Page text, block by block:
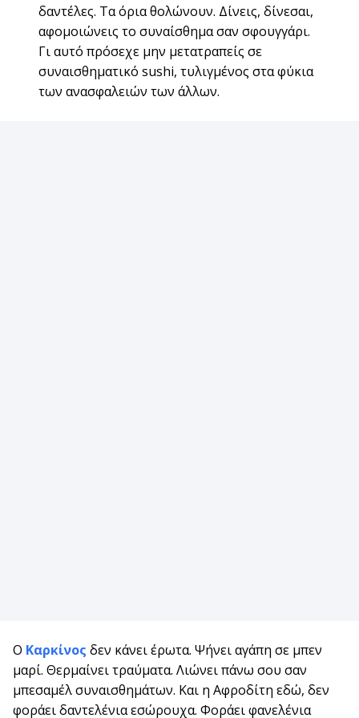
δαντέλες. Τα όρια θολώνουν. Δίνεις, δίνεσαι,
αφομοιώνεις το συναίσθημα σαν σφουγγάρι.
Γι αυτό πρόσεχε μην μετατραπείς σε
συναισθηματικό sushi, τυλιγμένος στα φύκια
των ανασφαλειών των άλλων.
Ο Καρκίνος δεν κάνει έρωτα. Ψήνει αγάπη σε μπεν
μαρί. Θερμαίνει τραύματα. Λιώνει πάνω σου σαν
μπεσαμέλ συναισθημάτων. Και η Αφροδίτη εδώ, δεν
φοράει δαντελένια εσώρουχα. Φοράει φανελένια